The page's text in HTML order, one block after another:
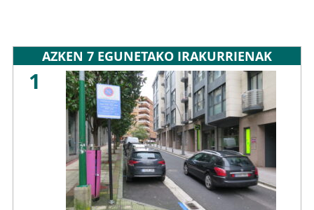
AZKEN 7 EGUNETAKO IRAKURRIENAK
1